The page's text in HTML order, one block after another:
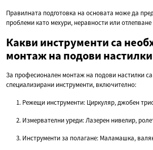
Правилната подготовка на основата може да
проблеми като мехури, неравности или
Какви инструменти са
монтаж на подови
За професионален монтаж на подови настилки
специализирани инструменти, включително:
Режещи инструменти: Циркуляр, джобен
Измервателни уреди: Лазерен нивелир,
Инструменти за полагане: Маламашка,